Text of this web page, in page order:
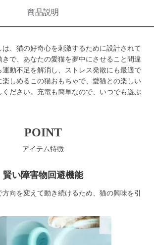
商品説明
、猫の好奇心を刺激するために設計されて
きで、あなたの愛猫を夢中にさせること間違
運動不足を解消し、ストレス発散にも最適で
しめるこの猫おもちゃで、愛猫との楽しい
ださい。充電も簡単なので、いつでも遊ぶ
POINT
アイテム特徴
賢い障害物回避機能
向を変えて動き続けるため、猫の興味を引